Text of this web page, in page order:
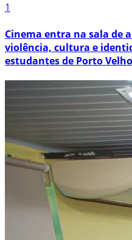
1
Cinema entra na sala de
violência, cultura e
estudantes de Porto Velho